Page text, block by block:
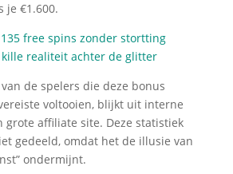
je €1.600.
free spins zonder stortting
kille realiteit achter de glitter
de spelers die deze bonus
voltooien, blijkt uit interne
grote affiliate site. Deze statistiek
gedeeld, omdat het de illusie van
ondermijnt.